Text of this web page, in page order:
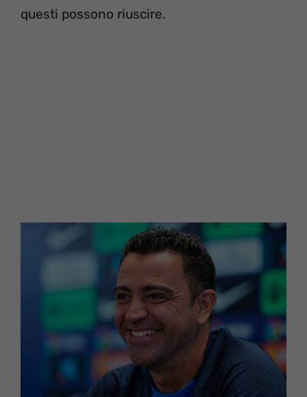
questi possono riuscire.